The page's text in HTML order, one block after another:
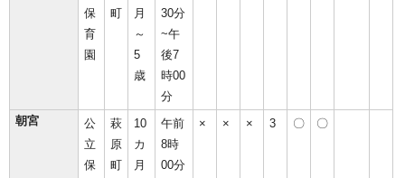
保
育
園
町
月
～
5
歳
30分
~午
後7
時00
分
朝宮
公
立
保
萩
原
町
10
カ
月
午前
8時
00分
× × × 3 〇 〇